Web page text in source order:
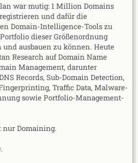
war mutig: 1 Million Domains
und dafür die
Domain-Intelligence-Tools zu
dieser Größenordnung
ausbauen zu können. Heute
Research auf Domain Name
Management, darunter
Records, Sub-Domain Detection,
Traffic Data, Malware-
sowie Portfolio-Management-
nur Domaining.